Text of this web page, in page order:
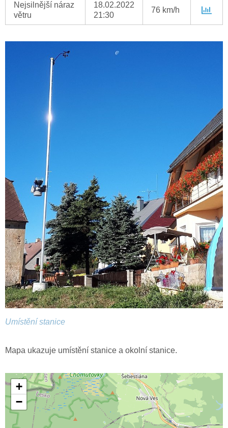
Nejsilnější náraz
větru
18.02.2022
21:30
76 km/h
Umístění stanice
Mapa ukazuje umístění stanice a okolní stanice.
+
−